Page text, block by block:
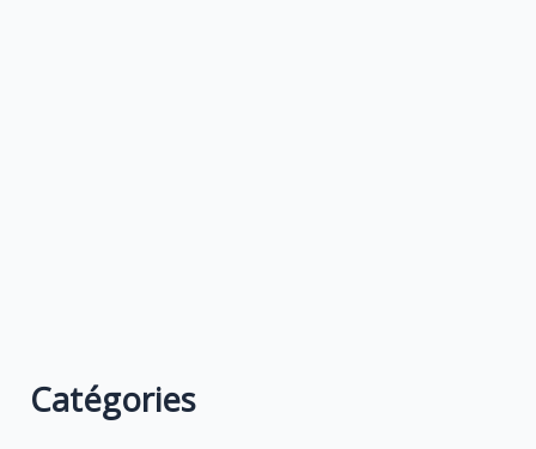
Catégories